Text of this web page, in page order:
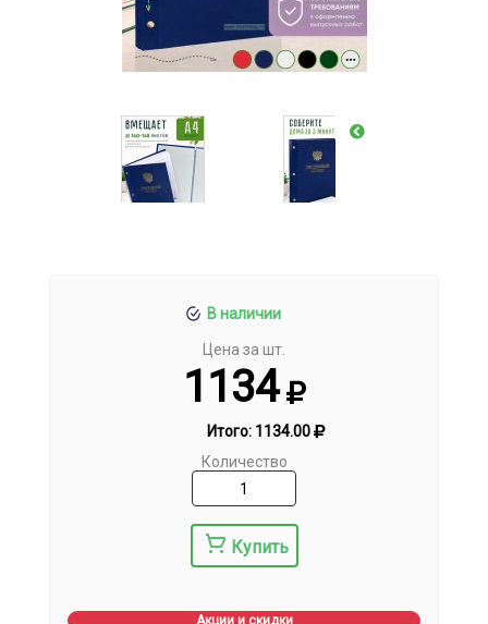
В наличии
Цена за шт.
1134
Итого: 1134.00
Количество
Купить